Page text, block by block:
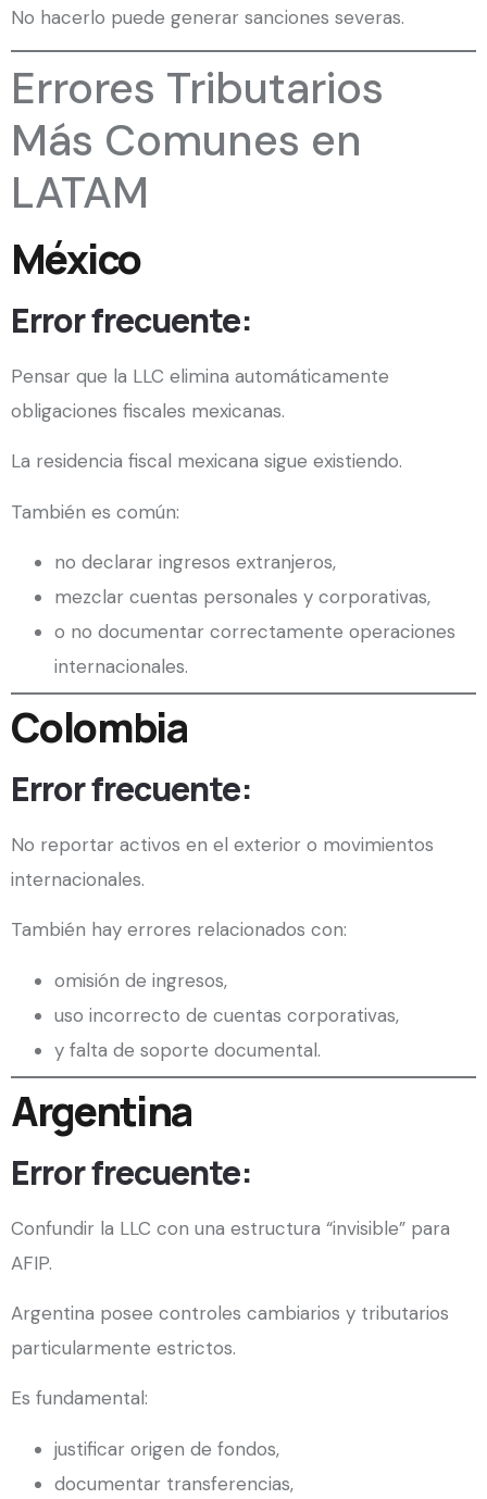
No hacerlo puede generar sanciones severas.
Errores Tributarios
Más Comunes en
LATAM
México
Error frecuente:
Pensar que la LLC elimina automáticamente
obligaciones fiscales mexicanas.
La residencia fiscal mexicana sigue existiendo.
También es común:
no declarar ingresos extranjeros,
mezclar cuentas personales y corporativas,
o no documentar correctamente operaciones
internacionales.
Colombia
Error frecuente:
No reportar activos en el exterior o movimientos
internacionales.
También hay errores relacionados con:
omisión de ingresos,
uso incorrecto de cuentas corporativas,
y falta de soporte documental.
Argentina
Error frecuente:
Confundir la LLC con una estructura “invisible” para
AFIP.
Argentina posee controles cambiarios y tributarios
particularmente estrictos.
Es fundamental:
justificar origen de fondos,
documentar transferencias,